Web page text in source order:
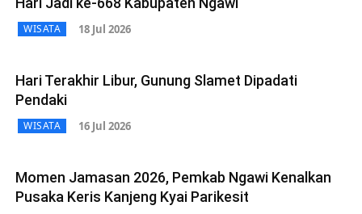
WISATA 18 Jul 2026
Hari Terakhir Libur, Gunung Slamet Dipadati
Pendaki
WISATA 16 Jul 2026
Momen Jamasan 2026, Pemkab Ngawi Kenalkan
Pusaka Keris Kanjeng Kyai Parikesit